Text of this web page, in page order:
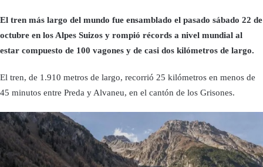
El tren más largo del mundo fue ensamblado el pasado sábado 22 de
octubre en los Alpes Suizos y rompió récords a nivel mundial al
estar compuesto de 100 vagones y de casi dos kilómetros de largo.
El tren, de 1.910 metros de largo, recorrió 25 kilómetros en menos de
45 minutos entre Preda y Alvaneu, en el cantón de los Grisones.